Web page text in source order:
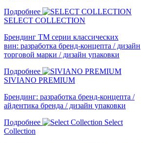
Подробнее
SELECT COLLECTION
Брендинг ТМ серии классических
вин: разработка бренд-концепта / дизайн
торговой марки / дизайн упаковки
Подробнее
SIVIANO PREMIUM
Брендинг: разработка бренд-концепта /
айдентика бренда / дизайн упаковки
Подробнее
Select
Collection